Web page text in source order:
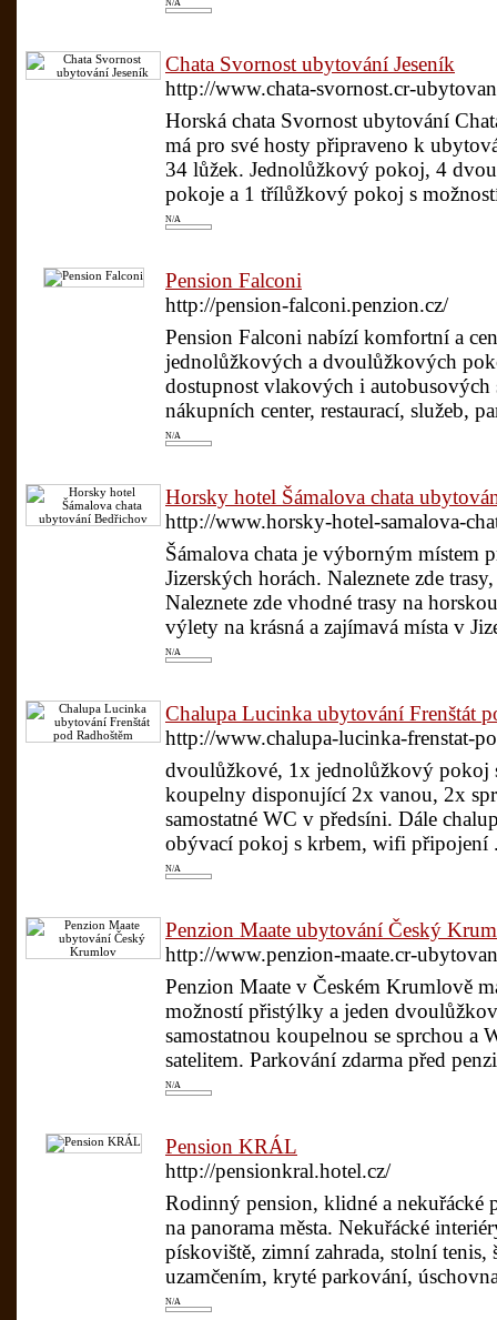
N/A
Chata Svornost ubytování Jeseník
http://www.chata-svornost.cr-
Horská chata Svornost ubytování
má pro své hosty připraveno k
34 lůžek. Jednolůžkový pokoj, 4
pokoje a 1 třílůžkový pokoj s
N/A
Pension Falconi
http://pension-falconi.penzion.cz/
Pension Falconi nabízí komfortní a
jednolůžkových a dvoulůžkových
dostupnost vlakových i
nákupních center, restaurací, služeb,
N/A
Horsky hotel Šámalova chata
http://www.horsky-hotel-samalova-
Šámalova chata je výborným místem
Jizerských horách. Naleznete zde
Naleznete zde vhodné trasy na
výlety na krásná a zajímavá místa v
N/A
Chalupa Lucinka ubytování Frenštát
http://www.chalupa-lucinka-frenstat-
dvoulůžkové, 1x jednolůžkový pokoj
koupelny disponující 2x vanou, 2x
samostatné WC v předsíni. Dále
obývací pokoj s krbem, wifi připojení
N/A
Penzion Maate ubytování Český
http://www.penzion-maate.cr-
Penzion Maate v Českém Krumlově
možností přistýlky a jeden
samostatnou koupelnou se sprchou a
satelitem. Parkování zdarma před
N/A
Pension KRÁL
http://pensionkral.hotel.cz/
Rodinný pension, klidné a nekuřácké
na panorama města. Nekuřácké
pískoviště, zimní zahrada, stolní
uzamčením, kryté parkování,
N/A